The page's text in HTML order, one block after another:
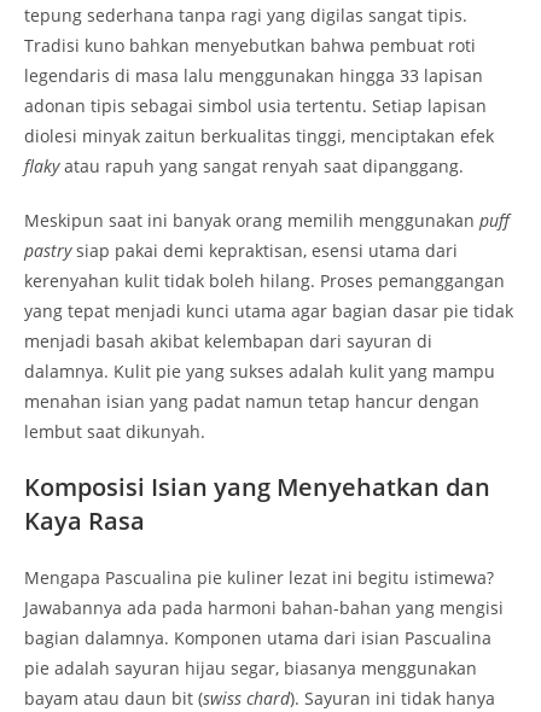
tepung sederhana tanpa ragi yang digilas sangat tipis.
Tradisi kuno bahkan menyebutkan bahwa pembuat roti
legendaris di masa lalu menggunakan hingga 33 lapisan
adonan tipis sebagai simbol usia tertentu. Setiap lapisan
diolesi minyak zaitun berkualitas tinggi, menciptakan efek
flakyatau rapuh yang sangat renyah saat dipanggang.
Meskipun saat ini banyak orang memilih menggunakan puff
pastrysiap pakai demi kepraktisan, esensi utama dari
kerenyahan kulit tidak boleh hilang. Proses pemanggangan
yang tepat menjadi kunci utama agar bagian dasar pie tidak
menjadi basah akibat kelembapan dari sayuran di
dalamnya. Kulit pie yang sukses adalah kulit yang mampu
menahan isian yang padat namun tetap hancur dengan
lembut saat dikunyah.
Komposisi Isian yang Menyehatkan dan
Kaya Rasa
Mengapa Pascualina pie kuliner lezat ini begitu istimewa?
Jawabannya ada pada harmoni bahan-bahan yang mengisi
bagian dalamnya. Komponen utama dari isian Pascualina
pie adalah sayuran hijau segar, biasanya menggunakan
bayam atau daun bit (swiss chard). Sayuran ini tidak hanya